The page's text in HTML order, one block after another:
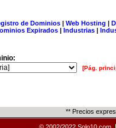
de Dominios| Web Hosting |
Expirados | Industrias |
[Pág.
** Precios